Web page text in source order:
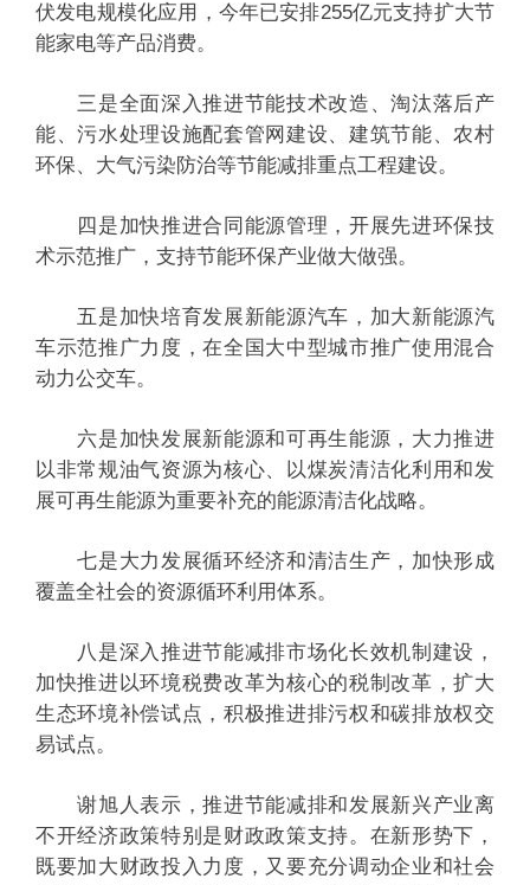
伏发电规模化应用，今年已安排255亿元支持扩大节
能家电等产品消费。
三是全面深入推进节能技术改造、淘汰落后产
能、污水处理设施配套管网建设、建筑节能、农村
环保、大气污染防治等节能减排重点工程建设。
四是加快推进合同能源管理，开展先进环保技
术示范推广，支持节能环保产业做大做强。
五是加快培育发展新能源汽车，加大新能源汽
车示范推广力度，在全国大中型城市推广使用混合
动力公交车。
六是加快发展新能源和可再生能源，大力推进
以非常规油气资源为核心、以煤炭清洁化利用和发
展可再生能源为重要补充的能源清洁化战略。
七是大力发展循环经济和清洁生产，加快形成
覆盖全社会的资源循环利用体系。
八是深入推进节能减排市场化长效机制建设，
加快推进以环境税费改革为核心的税制改革，扩大
生态环境补偿试点，积极推进排污权和碳排放权交
易试点。
谢旭人表示，推进节能减排和发展新兴产业离
不开经济政策特别是财政政策支持。在新形势下，
既要加大财政投入力度，又要充分调动企业和社会